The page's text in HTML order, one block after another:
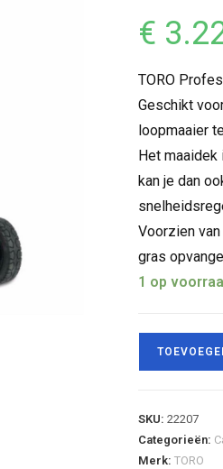
€
TORO
Geschikt
loopmaaier
Het
kan je dan
Voorzien
gras
1 op
SKU: 22207
Categorieën:
Merk: TORO